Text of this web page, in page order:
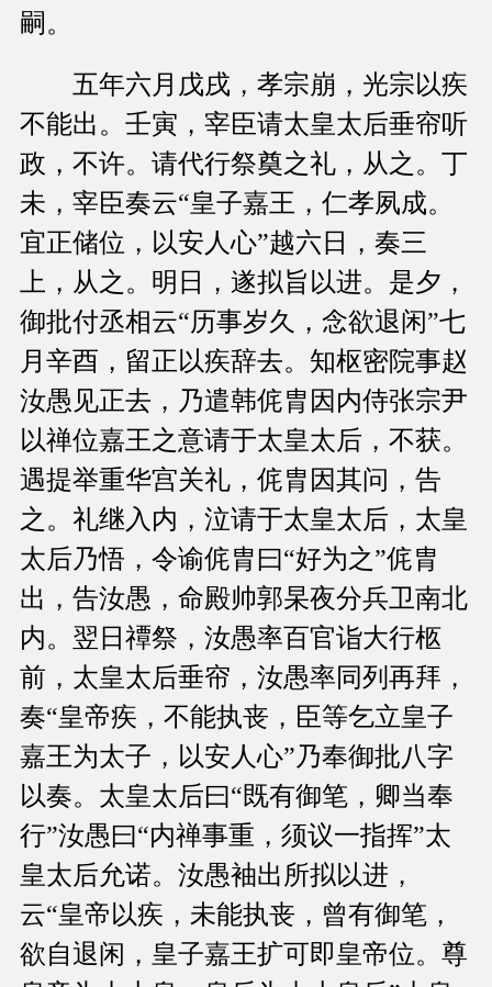
嗣。
五年六月戊戌，孝宗崩，光宗以疾
不能出。壬寅，宰臣请太皇太后垂帘听
政，不许。请代行祭奠之礼，从之。丁
未，宰臣奏云“皇子嘉王，仁孝夙成。
宜正储位，以安人心”越六日，奏三
上，从之。明日，遂拟旨以进。是夕，
御批付丞相云“历事岁久，念欲退闲”七
月辛酉，留正以疾辞去。知枢密院事赵
汝愚见正去，乃遣韩侂胄因内侍张宗尹
以禅位嘉王之意请于太皇太后，不获。
遇提举重华宫关礼，侂胄因其问，告
之。礼继入内，泣请于太皇太后，太皇
太后乃悟，令谕侂胄曰“好为之”侂胄
出，告汝愚，命殿帅郭杲夜分兵卫南北
内。翌日禫祭，汝愚率百官诣大行柩
前，太皇太后垂帘，汝愚率同列再拜，
奏“皇帝疾，不能执丧，臣等乞立皇子
嘉王为太子，以安人心”乃奉御批八字
以奏。太皇太后曰“既有御笔，卿当奉
行”汝愚曰“内禅事重，须议一指挥”太
皇太后允诺。汝愚袖出所拟以进，
云“皇帝以疾，未能执丧，曾有御笔，
欲自退闲，皇子嘉王扩可即皇帝位。尊